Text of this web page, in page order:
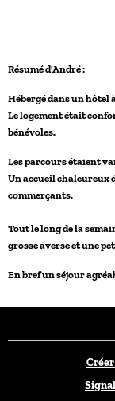
Résumé d'André:
Hébergé dans un hôtel
Le logement était
bénévoles.
Les parcours étaient
Un accueil chaleureux
commerçants.
Tout le long de la
grosse averse et une
En bref un séjour